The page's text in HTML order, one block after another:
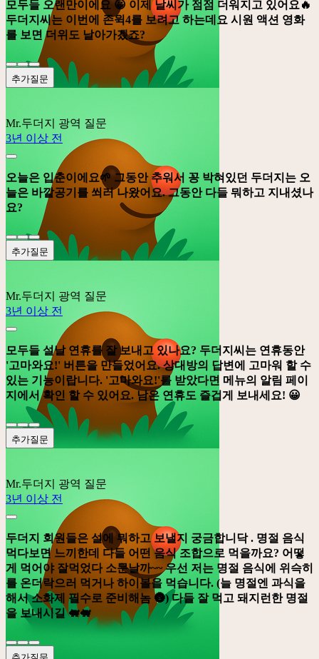
모두들 오랜만이에요 😀 이제 날씨가 점점 더워지고 있어요🔥
두더지씨는 이번에 존윅4를 보려고 하는데요 시원 액션 영화
를 보면 더위도 날아가겠죠?
추가질문
Mr.두더지
광역 질문
3년 이상 전
오늘은 입춘이에요🌱 그동안 추워서 꽁 박혀있던 두더지는 오
늘은 바깥공기를 쐬러 나왔어요. 그동안 다들 뭐하고 지내셨나
요?
추가질문
Mr.두더지
광역 질문
3년 이상 전
모두들 설날 연휴를 잘 보내고 있나요? 두더지씨는 연휴동안
'고마와요!' 버튼을 만들었어요. 상대방의 답변에 고마워 할 수
있는 기능이랍니다. '고마와요!'를 받았다면 메뉴의 알림 페이
지에서 확인 할 수 있어요. 남은 연휴도 즐겁게 보내세요! 😀
추가질문
Mr.두더지
광역 질문
3년 이상 전
두더지 회원들은 설에 뭐하고 보낼지 궁금합니닥 . 명절 음식
먹다보면 느끼한데 다들 어떤 음식 조합으로 먹을까요? 어떻
게 먹어야 잘먹었다 소문날까~~ 우선 저는 명절 음식에 위슥히
를 온더락으러 먹거나 하이볼을 먹습니다. (늘 명절엔 과식을
해서 소화제 필수로 준비해놈 🌚) 다들 잘 먹고 돼지런한 명절
을 보내시길 🐖🐖